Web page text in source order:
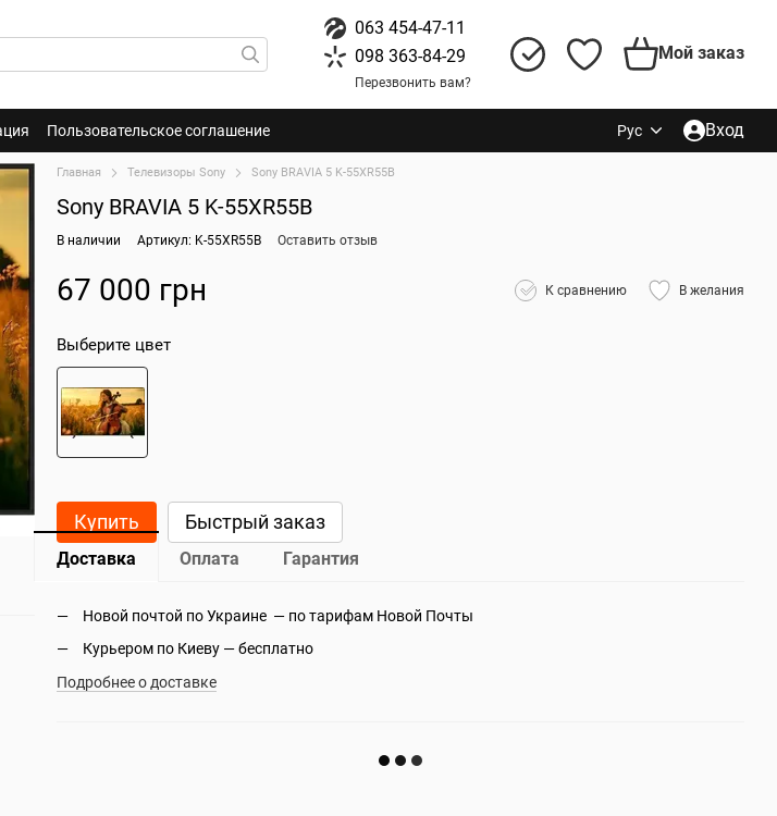
063 454-47-11
098 363-84-29
Перезвонить вам?
Мой заказ
Пользовательское соглашение Рус Вход
Главная Телевизоры Sony Sony BRAVIA 5 K-55XR55B
Sony BRAVIA 5 K-55XR55B
В наличии Артикул: K-55XR55B Оставить отзыв
67 000 грн К сравнению В желания
Выберите цвет
Купить Быстрый заказ
Доставка Оплата Гарантия
Новой почтой по Украине — по тарифам Новой Почты
Курьером по Киеву — бесплатно
Подробнее о доставке